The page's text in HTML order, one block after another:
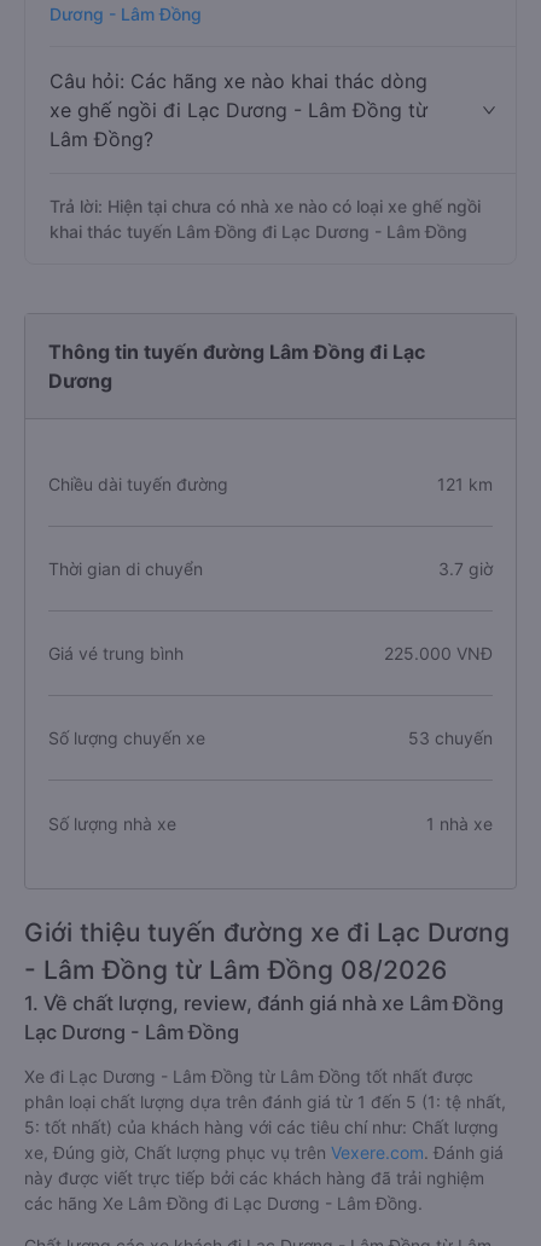
Dương - Lâm Đồng
Câu hỏi: Các hãng xe nào khai thác dòng
xe ghế ngồi đi Lạc Dương - Lâm Đồng từ
Lâm Đồng?
Trả lời: Hiện tại chưa có nhà xe nào có loại xe ghế ngồi
khai thác tuyến Lâm Đồng đi Lạc Dương - Lâm Đồng
Thông tin tuyến đường Lâm Đồng đi Lạc
Dương
Chiều dài tuyến đường 121 km
Thời gian di chuyển 3.7 giờ
Giá vé trung bình 225.000 VNĐ
Số lượng chuyến xe 53 chuyến
Số lượng nhà xe 1 nhà xe
Giới thiệu tuyến đường xe đi Lạc Dương
- Lâm Đồng từ Lâm Đồng 08/2026
1. Về chất lượng, review, đánh giá nhà xe Lâm Đồng
Lạc Dương - Lâm Đồng
Xe đi Lạc Dương - Lâm Đồng từ Lâm Đồng tốt nhất được
phân loại chất lượng dựa trên đánh giá từ 1 đến 5 (1: tệ nhất,
5: tốt nhất) của khách hàng với các tiêu chí như: Chất lượng
xe, Đúng giờ, Chất lượng phục vụ trên Vexere.com. Đánh giá
này được viết trực tiếp bởi các khách hàng đã trải nghiệm
các hãng Xe Lâm Đồng đi Lạc Dương - Lâm Đồng.